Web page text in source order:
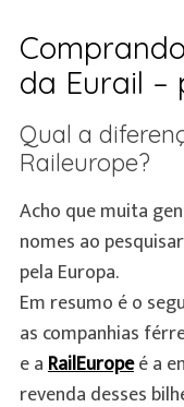
da Eurail –
Qual a
Raileurope?
Acho que muita
nomes ao
pela Europa.
Em resumo é o
as companhias
e aRailEuropeé a
revenda desses